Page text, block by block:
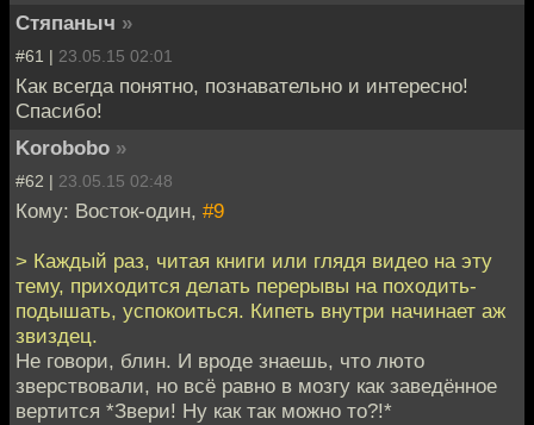
Стяпаныч »
#61 | 23.05.15 02:01
Как всегда понятно, познавательно и интересно!
Спасибо!
Korobobo »
#62 | 23.05.15 02:48
Кому: Восток-один, #9
> Каждый раз, читая книги или глядя видео на эту
тему, приходится делать перерывы на походить-
подышать, успокоиться. Кипеть внутри начинает аж
звиздец.
Не говори, блин. И вроде знаешь, что люто
зверствовали, но всё равно в мозгу как заведённое
вертится *Звери! Ну как так можно то?!*